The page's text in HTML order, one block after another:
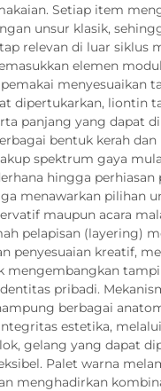
Setiap item
unsur klasik,
relevan di luar siklus
elemen
menyesuaikan
dipertukarkan, liontin
panjang yang dapat
bentuk kerah dan
spektrum gaya
hingga perhiasan
menawarkan pilihan
maupun acara
pelapisan (layering)
penyesuaian kreatif,
mengembangkan
pribadi.
berbagai
estetika,
gelang yang dapat
Palet warna
menghadirkan